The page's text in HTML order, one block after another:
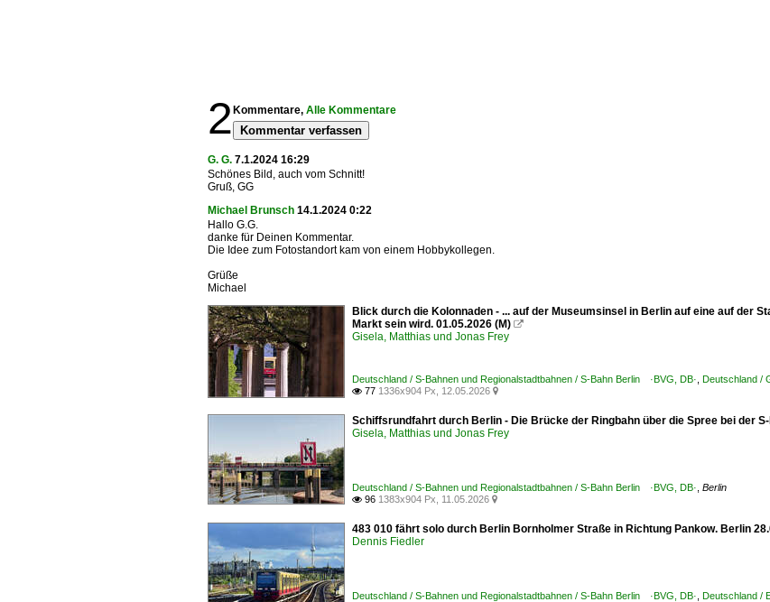
2 Kommentare, Alle Kommentare
Kommentar verfassen
G. G. 7.1.2024 16:29
Schönes Bild, auch vom Schnitt!
Gruß, GG
Michael Brunsch 14.1.2024 0:22
Hallo G.G.
danke für Deinen Kommentar.
Die Idee zum Fotostandort kam von einem Hobbykollegen.
Grüße
Michael
Blick durch die Kolonnaden - ... auf der Museumsinsel in Berlin auf eine auf der
Markt sein wird. 01.05.2026 (M) 
Gisela, Matthias und Jonas Frey
Deutschland / S-Bahnen und Regionalstadtbahnen / S-Bahn Berlin ·BVG, DB· Deutschland /
 77 1336x904 Px, 12.05.2026 
Schiffsrundfahrt durch Berlin - Die Brücke der Ringbahn über die Spree bei der
Gisela, Matthias und Jonas Frey
Deutschland / S-Bahnen und Regionalstadtbahnen / S-Bahn Berlin ·BVG, DB· Berlin
 96 1383x904 Px, 11.05.2026 
483 010 fährt solo durch Berlin Bornholmer Straße in Richtung Pankow. Berlin
Dennis Fiedler
Deutschland / S-Bahnen und Regionalstadtbahnen / S-Bahn Berlin ·BVG, DB· Deutschland /